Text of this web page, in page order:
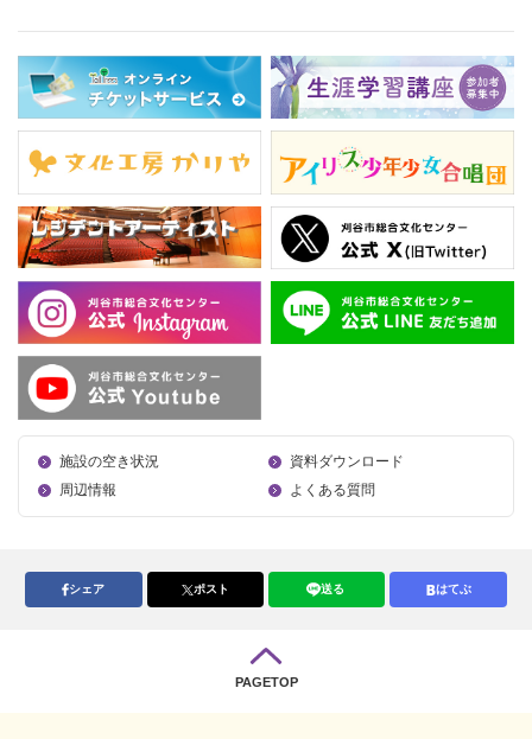
施設の空き状況
資料ダウンロード
周辺情報
よくある質問
シェア ポスト 送る はてぶ
PAGETOP